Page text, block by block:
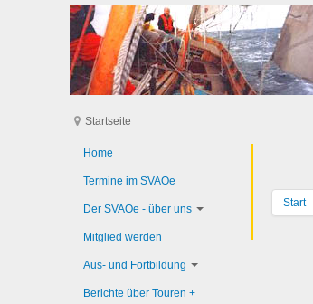
Startseite
Start
Home
Termine im SVAOe
Der SVAOe - über uns
Mitglied werden
Aus- und Fortbildung
Berichte über Touren +